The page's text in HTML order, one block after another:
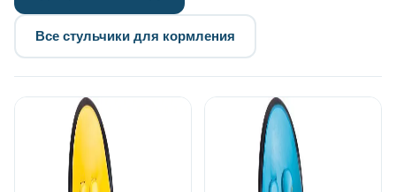
Все стульчики для кормления